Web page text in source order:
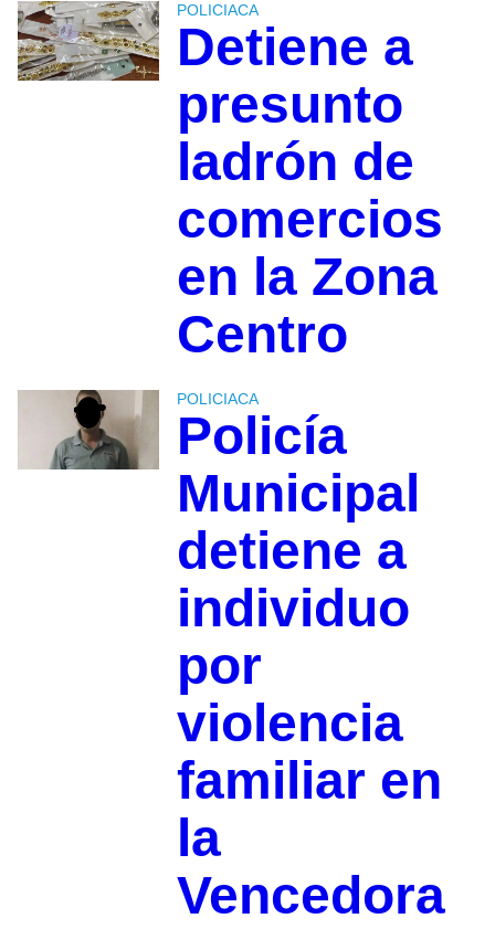
POLICIACA
Detiene a
presunto
ladrón de
comercios
en la Zona
Centro
POLICIACA
Policía
Municipal
detiene a
individuo
por
violencia
familiar en
la
Vencedora